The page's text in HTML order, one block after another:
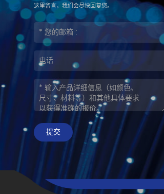
这里留言，我们会尽快回复您。
提交